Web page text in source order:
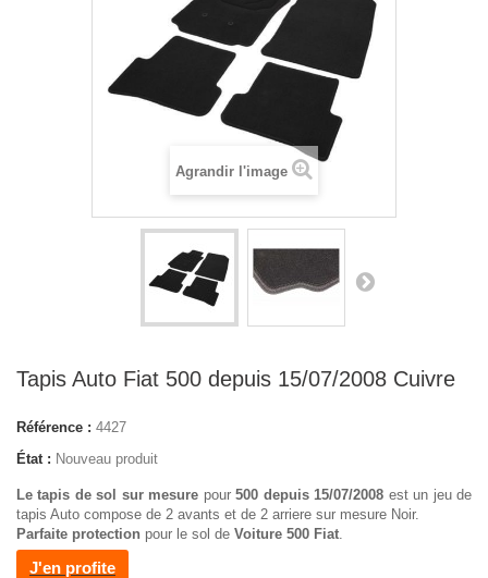
Agrandir l'image
Tapis Auto Fiat 500 depuis 15/07/2008 Cuivre
Référence : 4427
État : Nouveau produit
Le tapis de sol sur mesure pour500 depuis 15/07/2008 est un jeu de
tapis Auto compose de 2 avants et de 2 arriere sur mesure Noir.
Parfaite protection pour le sol de Voiture 500 Fiat.
J'en profite